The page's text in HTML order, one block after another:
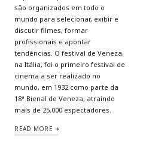
são organizados em todo o
mundo para selecionar, exibir e
discutir filmes, formar
profissionais e apontar
tendências. O festival de Veneza,
na Itália, foi o primeiro festival de
cinema a ser realizado no
mundo, em 1932 como parte da
18ª Bienal de Veneza, atraindo
mais de 25.000 espectadores.
READ MORE